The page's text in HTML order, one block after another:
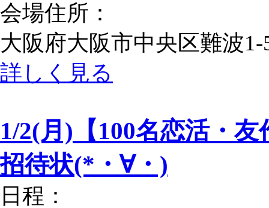
会場住所：
大阪府大阪市中央区難波
詳しく見る
1/2(月)【100名恋活・
招待状(*・∀・)
日程：